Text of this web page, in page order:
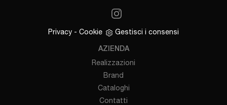
Privacy - Cookie Gestisci i consensi
AZIENDA
Realizzazioni
Brand
Cataloghi
Contatti